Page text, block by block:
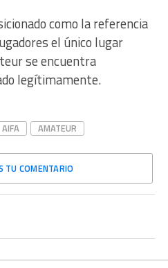
como la referencia
el único lugar
se encuentra
legítimamente.
AIFA AMATEUR
TU COMENTARIO